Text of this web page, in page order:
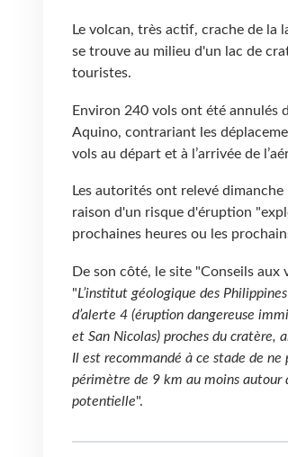
Le volcan, très actif, crache de la
se trouve au milieu d'un lac de
touristes.
Environ 240 vols ont été
Aquino, contrariant les
vols au départ et à l’arrivée de
Les autorités ont relevé
raison d'un risque d'éruption
prochaines heures ou les
De son côté, le site "Conseils aux
"L’institut géologique des
d’alerte 4 (éruption dangereuse
et San Nicolas) proches du cratère,
Il est recommandé à ce stade de ne
périmètre de 9 km au moins autour
potentielle".